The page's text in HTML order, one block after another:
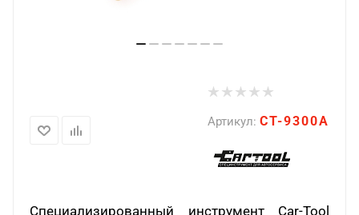
Артикул: CT-9300A
Специализированный инструмент Car-Tool